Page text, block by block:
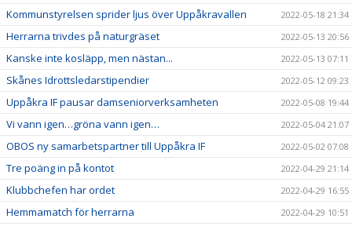
Kommunstyrelsen sprider ljus över Uppåkravallen 2022-05-18 21:34
Herrarna trivdes på naturgräset 2022-05-13 20:56
Kanske inte kosläpp, men nästan... 2022-05-13 07:11
Skånes Idrottsledarstipendier 2022-05-12 09:23
Uppåkra IF pausar damseniorverksamheten 2022-05-08 19:44
Vi vann igen…gröna vann igen… 2022-05-04 21:07
OBOS ny samarbetspartner till Uppåkra IF 2022-05-02 07:08
Tre poäng in på kontot 2022-04-29 21:14
Klubbchefen har ordet 2022-04-29 16:55
Hemmamatch för herrarna 2022-04-29 10:51